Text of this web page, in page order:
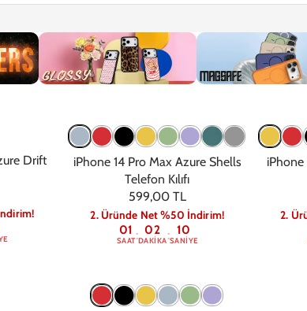
Drift
iPhone 14 Pro Max Azure Shells
Telefon Kılıfı
599,00 TL
2. Üründe Net %50 İndirim!
01
SAAT: 02
DAKIKA: 09
SANIYE
iPhone
2.